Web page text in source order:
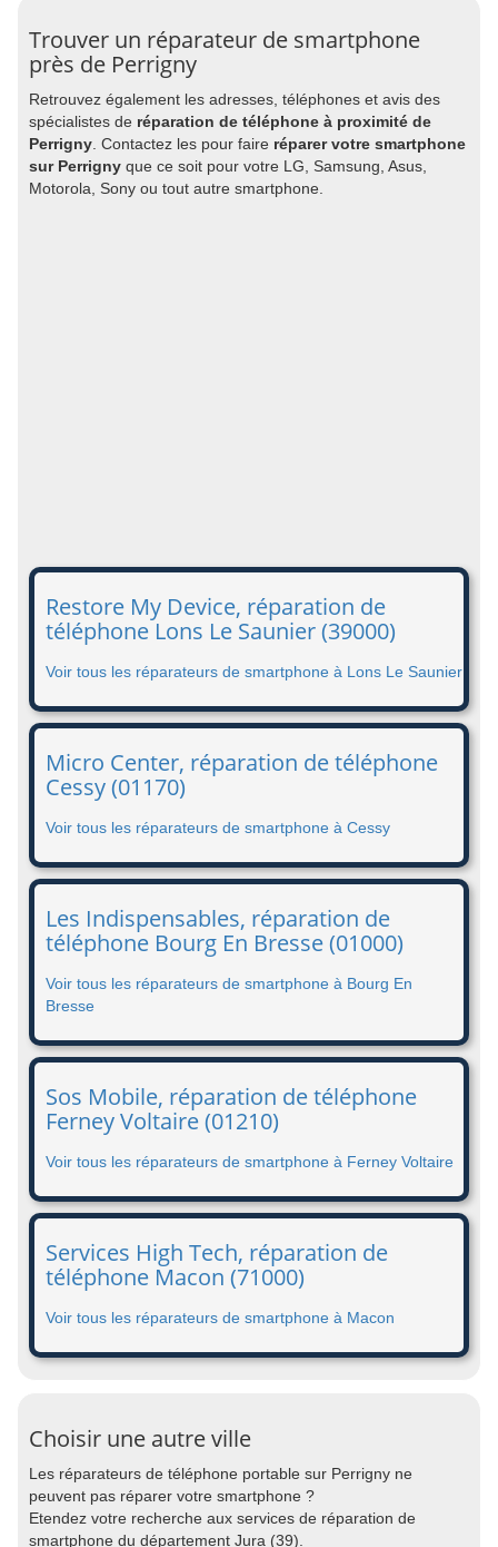
Trouver un réparateur de smartphone
près de Perrigny
Retrouvez également les adresses, téléphones et avis des
spécialistes de réparation de téléphone à proximité de
Perrigny . Contactez les pour faire réparer votre smartphone
sur Perrigny que ce soit pour votre LG, Samsung, Asus,
Motorola, Sony ou tout autre smartphone.
Restore My Device, réparation de
téléphone Lons Le Saunier (39000)
Voir tous les réparateurs de smartphone à Lons Le Saunier
Micro Center, réparation de téléphone
Cessy (01170)
Voir tous les réparateurs de smartphone à Cessy
Les Indispensables, réparation de
téléphone Bourg En Bresse (01000)
Voir tous les réparateurs de smartphone à Bourg En
Bresse
Sos Mobile, réparation de téléphone
Ferney Voltaire (01210)
Voir tous les réparateurs de smartphone à Ferney Voltaire
Services High Tech, réparation de
téléphone Macon (71000)
Voir tous les réparateurs de smartphone à Macon
Choisir une autre ville
Les réparateurs de téléphone portable sur Perrigny ne
peuvent pas réparer votre smartphone ?
Etendez votre recherche aux services de réparation de
smartphone du département Jura (39).